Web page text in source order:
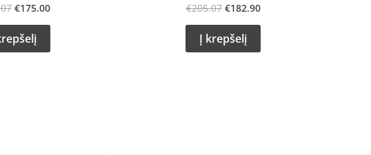
€175.00 €205.07 €182.90
Į krepšelį